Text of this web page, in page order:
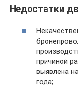
Недостатки
причиной
выявлена
года;